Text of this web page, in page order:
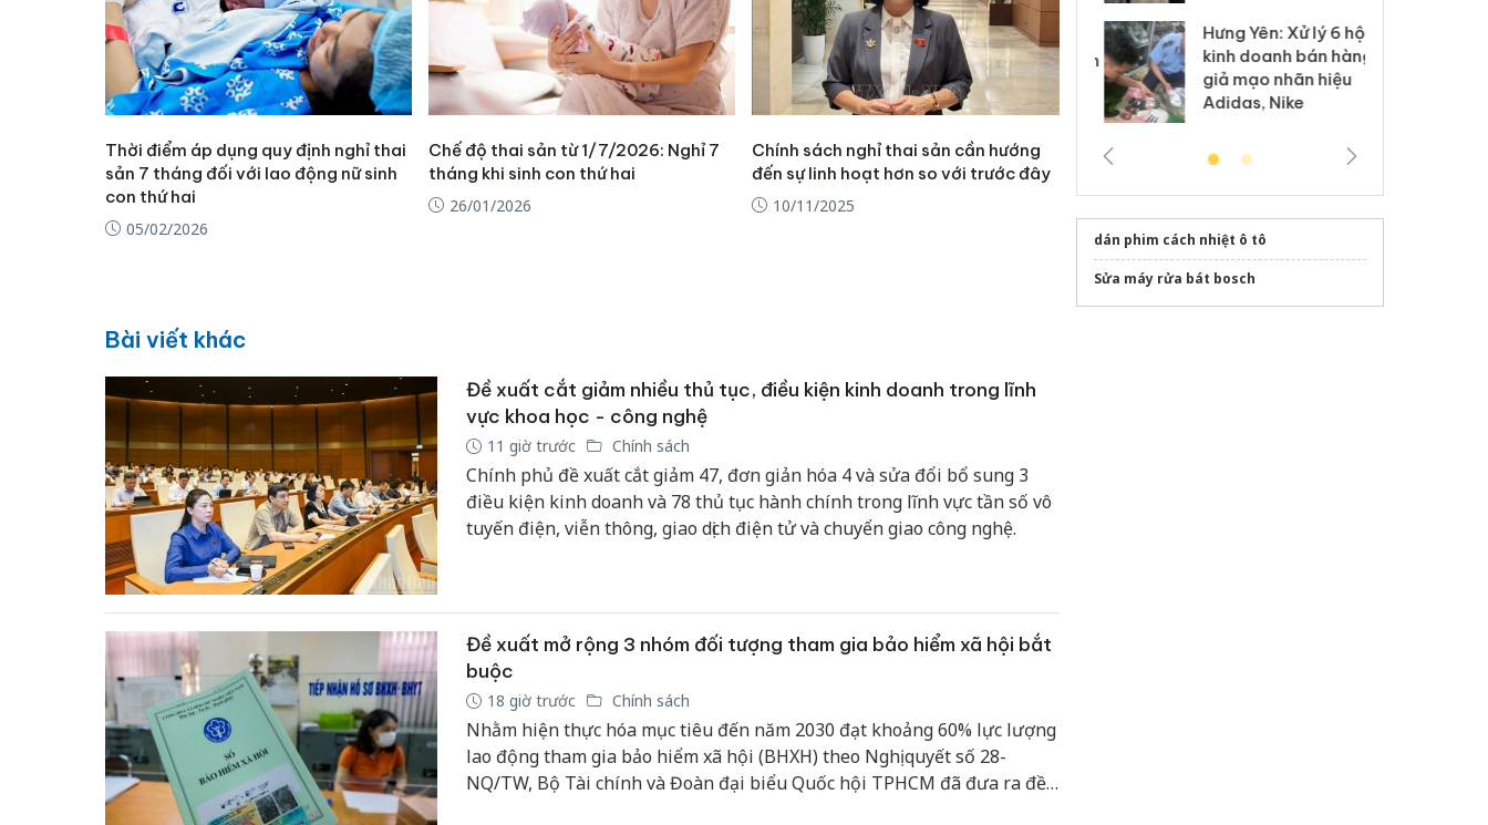
Thời điểm áp dụng quy định nghỉ thai
sản 7 tháng đối với lao động nữ sinh
con thứ hai
05/02/2026
Chế độ thai sản từ 1/7/2026: Nghỉ 7
tháng khi sinh con thứ hai
26/01/2026
Chính sách nghỉ thai sản cần hướng
đến sự linh hoạt hơn so với trước đây
10/11/2025
Bài viết khác
Đề xuất cắt giảm nhiều thủ tục, điều kiện kinh doanh trong lĩnh
vực khoa học - công nghệ
11 giờ trước Chính sách
Chính phủ đề xuất cắt giảm 47, đơn giản hóa 4 và sửa đổi bổ sung 3
điều kiện kinh doanh và 78 thủ tục hành chính trong lĩnh vực tần số vô
tuyến điện, viễn thông, giao dịch điện tử và chuyển giao công nghệ.
Đề xuất mở rộng 3 nhóm đối tượng tham gia bảo hiểm xã hội bắt
buộc
18 giờ trước Chính sách
Nhằm hiện thực hóa mục tiêu đến năm 2030 đạt khoảng 60% lực lượng
lao động tham gia bảo hiểm xã hội (BHXH) theo Nghị quyết số 28-
NQ/TW, Bộ Tài chính và Đoàn đại biểu Quốc hội TPHCM đã đưa ra đề
Thanh Hóa: Tìm bị
hại trong vụ án buôn
bán bình sữa
Moyuum giả
Hưng Yên: Xử lý 6 hộ
kinh doanh bán hàng
giả mạo nhãn hiệu
Adidas, Nike
dán phim cách nhiệt ô tô
Sửa máy rửa bát bosch